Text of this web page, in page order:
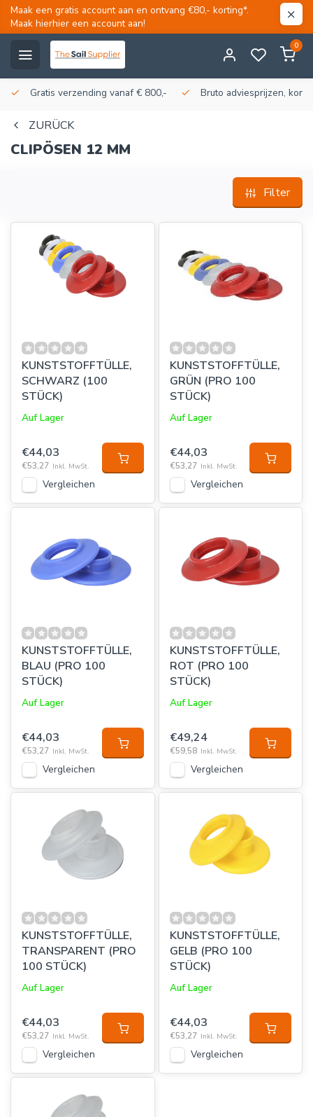
Maak een gratis account aan en ontvang €80,- korting*.
Maak hierhier een account aan!
0
Gratis verzending vanaf € 800,- Bruto adviesprijzen,
ZURÜCK
CLIPÖSEN 12 MM
Filter
KUNSTSTOFFTÜLLE,
SCHWARZ (100
STÜCK)
Auf Lager
€44,03
€53,27 Inkl. MwSt.
Vergleichen
KUNSTSTOFFTÜLLE,
GRÜN (PRO 100
STÜCK)
Auf Lager
€44,03
€53,27 Inkl. MwSt.
Vergleichen
KUNSTSTOFFTÜLLE,
BLAU (PRO 100
STÜCK)
Auf Lager
€44,03
€53,27 Inkl. MwSt.
Vergleichen
KUNSTSTOFFTÜLLE,
ROT (PRO 100
STÜCK)
Auf Lager
€49,24
€59,58 Inkl. MwSt.
Vergleichen
KUNSTSTOFFTÜLLE,
TRANSPARENT (PRO
100 STÜCK)
Auf Lager
€44,03
€53,27 Inkl. MwSt.
Vergleichen
KUNSTSTOFFTÜLLE,
GELB (PRO 100
STÜCK)
Auf Lager
€44,03
€53,27 Inkl. MwSt.
Vergleichen